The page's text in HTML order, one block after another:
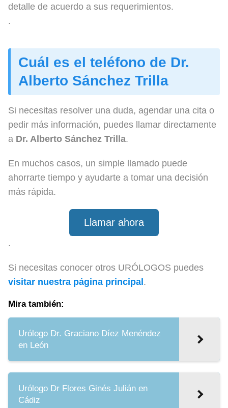
detalle de acuerdo a sus requerimientos.
.
Cuál es el teléfono de Dr.
Alberto Sánchez Trilla
Si necesitas resolver una duda, agendar una cita o
pedir más información, puedes llamar directamente
a Dr. Alberto Sánchez Trilla.
En muchos casos, un simple llamado puede
ahorrarte tiempo y ayudarte a tomar una decisión
más rápida.
Llamar ahora
.
Si necesitas conocer otros URÓLOGOS puedes
visitar nuestra página principal .
Mira también:
Urólogo Dr. Graciano Díez Menéndez
en León
Urólogo Dr Flores Ginés Julián en
Cádiz